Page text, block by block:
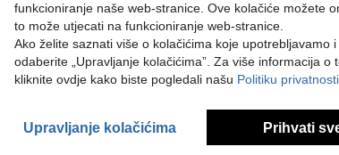
funkcioniranje naše web-stranice. Ove kolačiće možete
to može utjecati na funkcioniranje web-stranice.
Ako želite saznati više o kolačićima koje upotrebljavamo
odaberite „Upravljanje kolačićima”. Za više informacija
kliknite ovdje kako biste pogledali našu Politiku privatnosti.
Upravljanje kolačićima Prihvati